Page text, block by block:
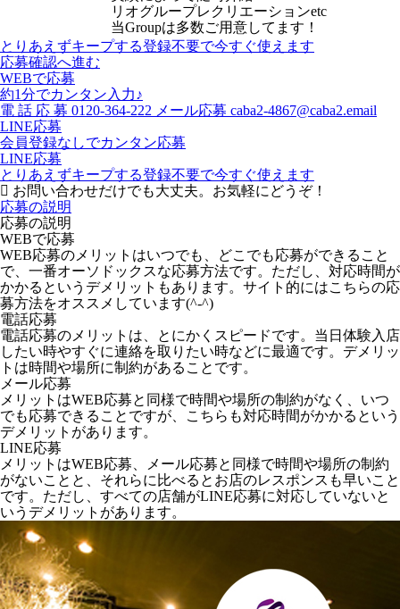
リオグループレクリエーションetc
当Groupは多数ご用意してます！
とりあえずキープする登録不要で今すぐ使えます
応募確認へ進む
WEBで応募
約1分でカンタン入力♪
電 話 応 募 0120-364-222 メール応募 caba2-4867@caba2.email
LINE応募
会員登録なしでカンタン応募
LINE応募
とりあえずキープする登録不要で今すぐ使えます
お問い合わせだけでも大丈夫。お気軽にどうぞ！
応募の説明
応募の説明
WEBで応募
WEB応募のメリットはいつでも、どこでも応募ができること
で、一番オーソドックスな応募方法です。ただし、対応時間が
かかるというデメリットもあります。サイト的にはこちらの応
募方法をオススメしています(^-^)
電話応募
電話応募のメリットは、とにかくスピードです。当日体験入店
したい時やすぐに連絡を取りたい時などに最適です。デメリッ
トは時間や場所に制約があることです。
メール応募
メリットはWEB応募と同様で時間や場所の制約がなく、いつ
でも応募できることですが、こちらも対応時間がかかるという
デメリットがあります。
LINE応募
メリットはWEB応募、メール応募と同様で時間や場所の制約
がないことと、それらに比べるとお店のレスポンスも早いこと
です。ただし、すべての店舗がLINE応募に対応していないと
いうデメリットがあります。